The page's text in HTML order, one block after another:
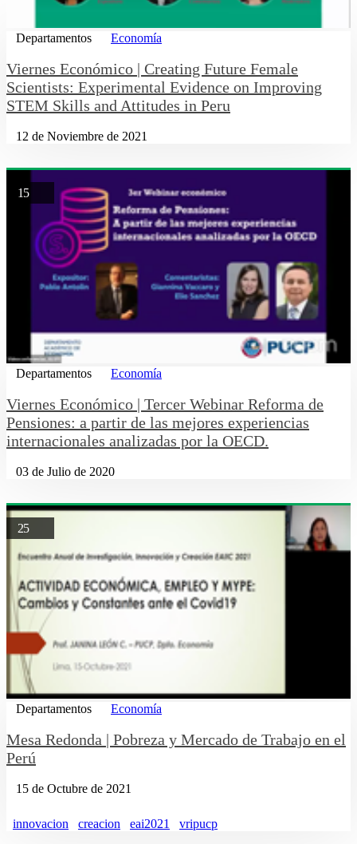
Departamentos Economía
Viernes Económico | Creating Future Female
Scientists: Experimental Evidence on Improving
STEM Skills and Attitudes in Peru
12 de Noviembre de 2021
15
Departamentos Economía
Viernes Económico | Tercer Webinar Reforma de
Pensiones: a partir de las mejores experiencias
internacionales analizadas por la OECD.
03 de Julio de 2020
25
Departamentos Economía
Mesa Redonda | Pobreza y Mercado de Trabajo en el
Perú
15 de Octubre de 2021
innovacion creacion eai2021 vripucp